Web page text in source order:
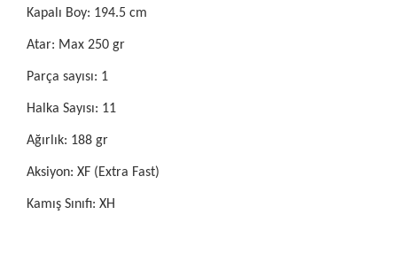
Kapalı Boy: 194.5 cm
Atar: Max 250 gr
Parça sayısı: 1
Halka Sayısı: 11
Ağırlık: 188 gr
Aksiyon: XF (Extra Fast)
Kamış Sınıfı: XH